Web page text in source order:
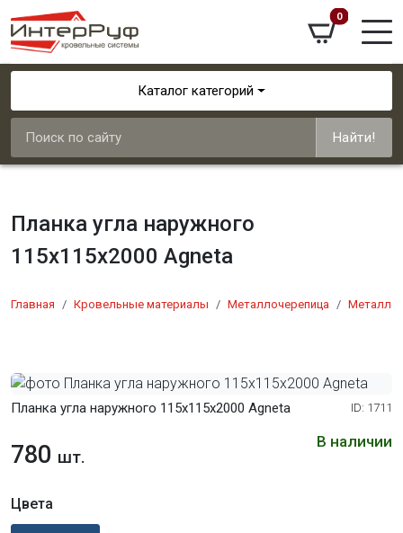
0
Каталог категорий
Найти!
Планка угла наружного
115х115х2000 Agneta
Главная Кровельные материалы Металлочерепица
Планка угла наружного 115х115х2000 Agneta ID: 1711
В наличии
780 шт.
Цвета